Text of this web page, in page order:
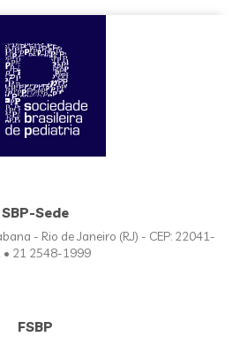
SBP-Sede
- Rio de Janeiro (RJ) - CEP: 22041-
• 21 2548-1999
FSBP